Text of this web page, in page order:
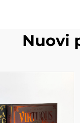
Nuovi